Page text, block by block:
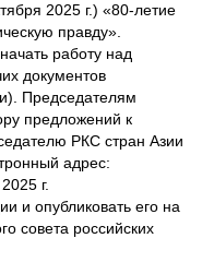
2025 г.) «80-летие
правду».
работу над
документов
Председателям
предложений к
РКС стран Азии
адрес:
г.
и опубликовать его на
совета российских